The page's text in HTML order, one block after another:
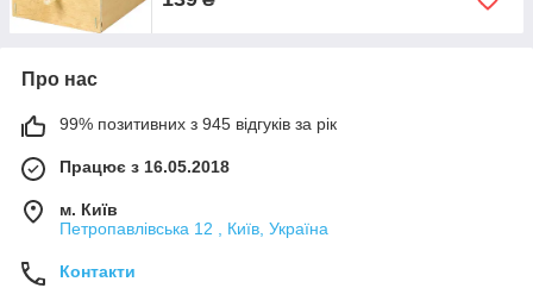
Про нас
99% позитивних з 945 відгуків за рік
Працює з 16.05.2018
м. Київ
Петропавлівська 12 , Київ, Україна
Контакти